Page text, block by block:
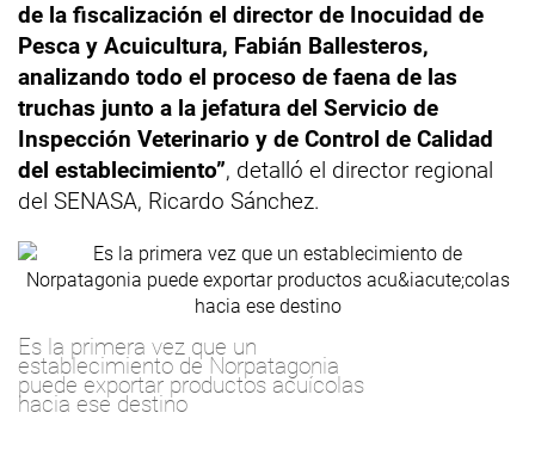
de la fiscalización el director de Inocuidad de
Pesca y Acuicultura, Fabián Ballesteros,
analizando todo el proceso de faena de las
truchas junto a la jefatura del Servicio de
Inspección Veterinario y de Control de Calidad
del establecimiento”, detalló el director regional
del SENASA, Ricardo Sánchez.
Es la primera vez que un
establecimiento de Norpatagonia
puede exportar productos acuícolas
hacia ese destino